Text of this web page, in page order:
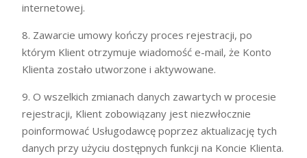
internetowej.
8. Zawarcie umowy kończy proces rejestracji, po
którym Klient otrzymuje wiadomość e-mail, że Konto
Klienta zostało utworzone i aktywowane.
9. O wszelkich zmianach danych zawartych w procesie
rejestracji, Klient zobowiązany jest niezwłocznie
poinformować Usługodawcę poprzez aktualizację tych
danych przy użyciu dostępnych funkcji na Koncie Klienta.